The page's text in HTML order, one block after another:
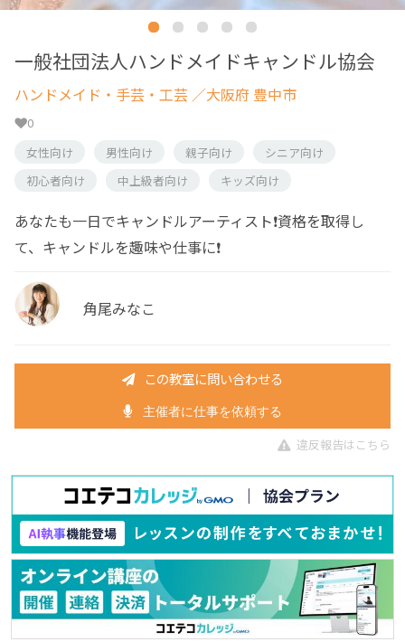
一般社団法人ハンドメイドキャンドル協会
ハンドメイド・手芸・工芸 ／大阪府 豊中市
0
女性向け
男性向け 親子向け
シニア向け
初心者向け
中上級者向け キッズ向け
あなたも一日でキャンドルアーティスト❗️資格を取得し
て、キャンドルを趣味や仕事に❗️
角尾みなこ
この教室に問い合わせる
主催者に仕事を依頼する
違反報告はこちら